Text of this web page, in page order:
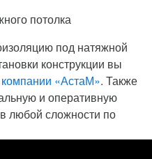
под натяжной
конструкции вы
компании «АстаМ». Также
и оперативную
любой сложности по